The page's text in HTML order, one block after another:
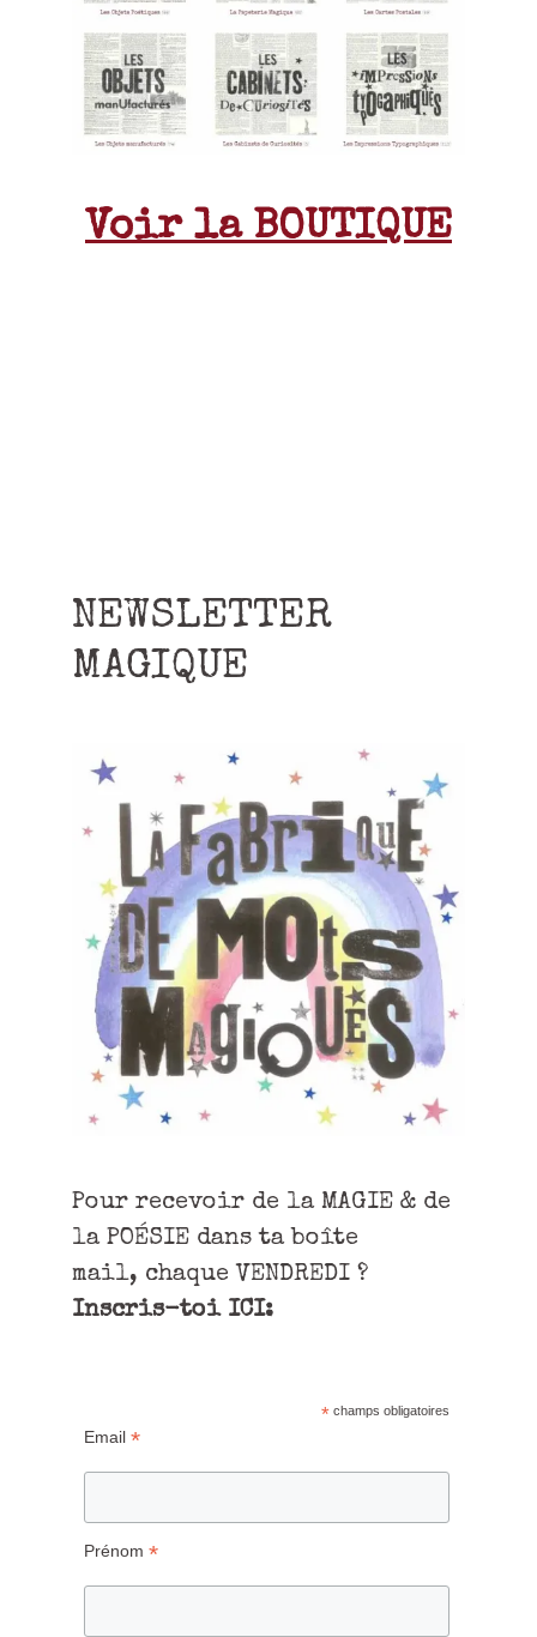
Voir la BOUTIQUE
NEWSLETTER
MAGIQUE
Pour recevoir de la MAGIE & de
la POÉSIE dans ta boîte
mail, chaque VENDREDI ?
Inscris-toi ICI:
* champs obligatoires
Email *
Prénom *